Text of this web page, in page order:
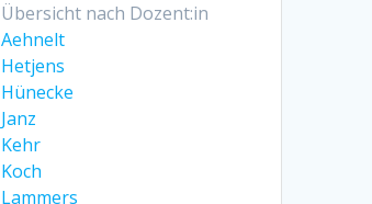
Übersicht nach Dozent:in
Aehnelt
Hetjens
Hünecke
Janz
Kehr
Koch
Lammers